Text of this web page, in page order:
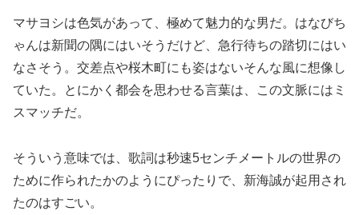
マサヨシは色気があって、極めて魅力的な男だ。はなびち
ゃんは新聞の隅にはいそうだけど、急行待ちの踏切にはい
なさそう。交差点や桜木町にも姿はないそんな風に想像し
ていた。とにかく都会を思わせる言葉は、この文脈にはミ
スマッチだ。
そういう意味では、歌詞は秒速5センチメートルの世界の
ために作られたかのようにぴったりで、新海誠が起用され
たのはすごい。